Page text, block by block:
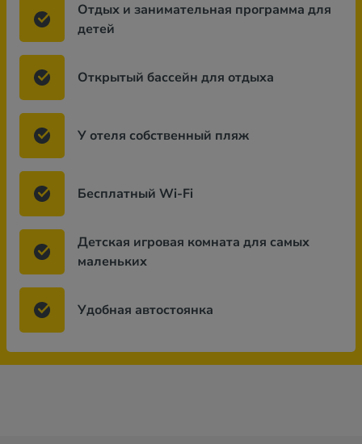
Отдых и занимательная программа для
детей
Открытый бассейн для отдыха
У отеля собственный пляж
Бесплатный Wi-Fi
Детская игровая комната для самых
маленьких
Удобная автостоянка